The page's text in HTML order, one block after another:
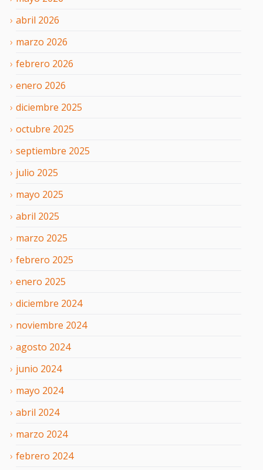
abril 2026
marzo 2026
febrero 2026
enero 2026
diciembre 2025
octubre 2025
septiembre 2025
julio 2025
mayo 2025
abril 2025
marzo 2025
febrero 2025
enero 2025
diciembre 2024
noviembre 2024
agosto 2024
junio 2024
mayo 2024
abril 2024
marzo 2024
febrero 2024